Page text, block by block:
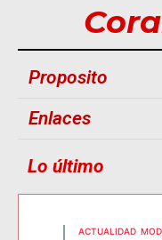
Proposito
Enlaces
Lo último
ACTUALIDAD